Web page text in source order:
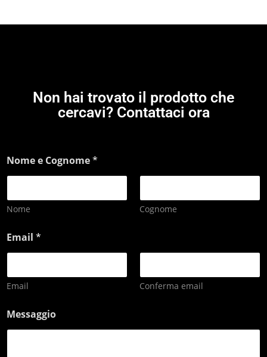
Non hai trovato il prodotto che
cercavi? Contattaci ora
Nome e Cognome*
Nome Cognome
Email *
Email Conferma email
Messaggio